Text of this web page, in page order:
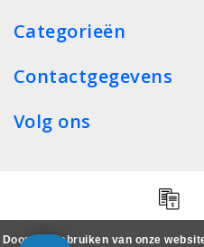
Categorieën
Contactgegevens
Volg ons
Door het gebruiken van onze